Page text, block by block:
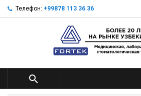
Телефон: +99878 113 36 36
